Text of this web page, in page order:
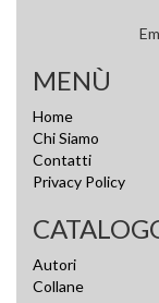
MENÙ
Home
Chi Siamo
Contatti
Privacy Policy
Autori
Collane